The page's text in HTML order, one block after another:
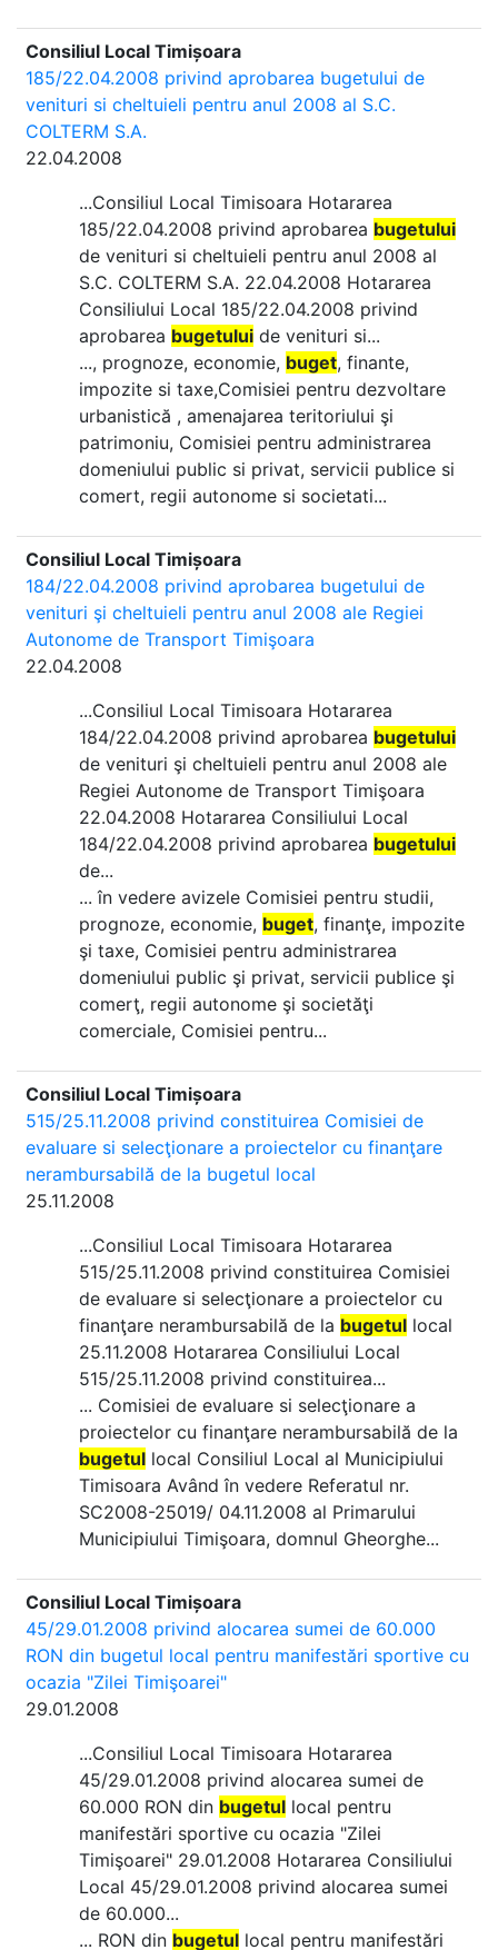
Consiliul Local Timișoara
185/22.04.2008 privind aprobarea bugetului de
venituri si cheltuieli pentru anul 2008 al S.C.
COLTERM S.A.
22.04.2008
...Consiliul Local Timisoara Hotararea
185/22.04.2008 privind aprobarea bugetului
de venituri si cheltuieli pentru anul 2008 al
S.C. COLTERM S.A. 22.04.2008 Hotararea
Consiliului Local 185/22.04.2008 privind
aprobarea bugetului de venituri si...
..., prognoze, economie, buget, finante,
impozite si taxe,Comisiei pentru dezvoltare
urbanistică , amenajarea teritoriului şi
patrimoniu, Comisiei pentru administrarea
domeniului public si privat, servicii publice si
comert, regii autonome si societati...
Consiliul Local Timișoara
184/22.04.2008 privind aprobarea bugetului de
venituri şi cheltuieli pentru anul 2008 ale Regiei
Autonome de Transport Timişoara
22.04.2008
...Consiliul Local Timisoara Hotararea
184/22.04.2008 privind aprobarea bugetului
de venituri şi cheltuieli pentru anul 2008 ale
Regiei Autonome de Transport Timişoara
22.04.2008 Hotararea Consiliului Local
184/22.04.2008 privind aprobarea bugetului
de...
... în vedere avizele Comisiei pentru studii,
prognoze, economie, buget, finanţe, impozite
şi taxe, Comisiei pentru administrarea
domeniului public şi privat, servicii publice şi
comerţ, regii autonome şi societăţi
comerciale, Comisiei pentru...
Consiliul Local Timișoara
515/25.11.2008 privind constituirea Comisiei de
evaluare si selecţionare a proiectelor cu finanţare
nerambursabilă de la bugetul local
25.11.2008
...Consiliul Local Timisoara Hotararea
515/25.11.2008 privind constituirea Comisiei
de evaluare si selecţionare a proiectelor cu
finanţare nerambursabilă de la bugetul local
25.11.2008 Hotararea Consiliului Local
515/25.11.2008 privind constituirea...
... Comisiei de evaluare si selecţionare a
proiectelor cu finanţare nerambursabilă de la
bugetul local Consiliul Local al Municipiului
Timisoara Având în vedere Referatul nr.
SC2008-25019/ 04.11.2008 al Primarului
Municipiului Timişoara, domnul Gheorghe...
Consiliul Local Timișoara
45/29.01.2008 privind alocarea sumei de 60.000
RON din bugetul local pentru manifestări sportive cu
ocazia "Zilei Timişoarei"
29.01.2008
...Consiliul Local Timisoara Hotararea
45/29.01.2008 privind alocarea sumei de
60.000 RON din bugetul local pentru
manifestări sportive cu ocazia "Zilei
Timişoarei" 29.01.2008 Hotararea Consiliului
Local 45/29.01.2008 privind alocarea sumei
de 60.000...
... RON din bugetul local pentru manifestări